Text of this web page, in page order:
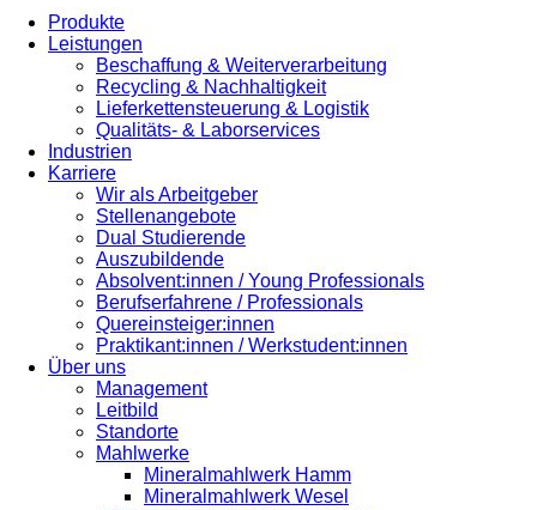
Produkte
Leistungen
Beschaffung & Weiterverarbeitung
Recycling & Nachhaltigkeit
Lieferkettensteuerung & Logistik
Qualitäts- & Laborservices
Industrien
Karriere
Wir als Arbeitgeber
Stellenangebote
Dual Studierende
Auszubildende
Absolvent:innen / Young Professionals
Berufserfahrene / Professionals
Quereinsteiger:innen
Praktikant:innen / Werkstudent:innen
Über uns
Management
Leitbild
Standorte
Mahlwerke
Mineralmahlwerk Hamm
Mineralmahlwerk Wesel